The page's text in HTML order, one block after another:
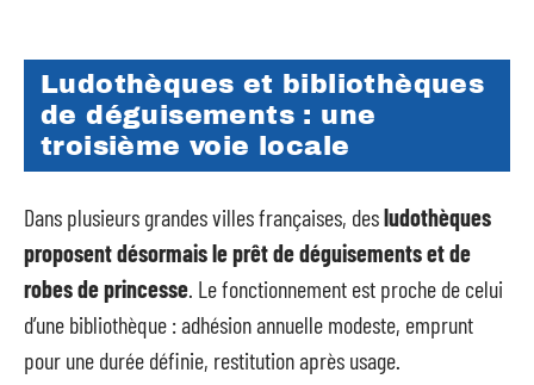
Ludothèques et bibliothèques
de déguisements : une
troisième voie locale
Dans plusieurs grandes villes françaises, desludothèques
proposent désormais le prêt de déguisements et de
robes de princesse . Le fonctionnement est proche de celui
d’une bibliothèque : adhésion annuelle modeste, emprunt
pour une durée définie, restitution après usage.